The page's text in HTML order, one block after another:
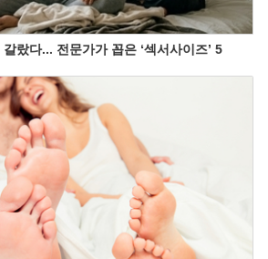
랐다... 전문가가 꼽은 ‘섹서사이즈’ 5